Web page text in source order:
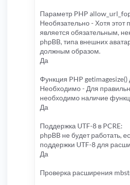
Параметр PHP
Необязательно - Хотя этот
является обязательным,
phpBB, типа внешних
должным образом.
Да
Функция PHP getimagesize()
Необходимо - Для
необходимо наличие
Да
Поддержка UTF-8 в PCRE:
phpBB не будет работать,
поддержки UTF-8 для
Да
Проверка расширения